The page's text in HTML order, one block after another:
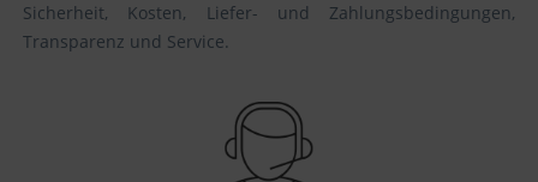
Sicherheit, Kosten, Liefer- und Zahlungsbedingungen,
Transparenz und Service.